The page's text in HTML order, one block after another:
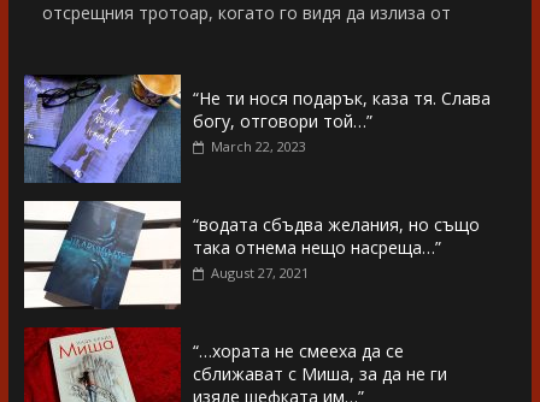
отсрещния тротоар, когато го видя да излиза от
“Не ти нося подарък, каза тя. Слава
богу, отговори той…”
March 22, 2023
“водата сбъдва желания, но също
така отнема нещо насреща…”
August 27, 2021
“…хората не смееха да се
сближават с Миша, за да не ги
изяде шефката им…”